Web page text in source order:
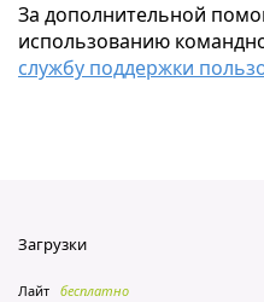
За дополнительной
использованию
службу поддержки
Загрузки
Лайт бесплатно